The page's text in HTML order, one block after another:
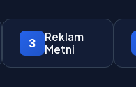
3
Reklam
Metni